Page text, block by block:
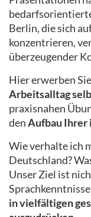
Berlin, die sich
konzentrieren,
überzeugender
Hier erwerben
Arbeitsalltag
praxisnahen
denAufbau
Wie verhalte ich
Deutschland?
Unser Ziel ist
in vielfältigen